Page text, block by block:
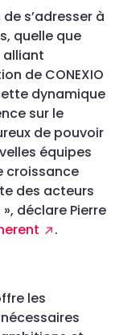
s’adresser à
quelle que
alliant
de CONEXIO
dynamique
sur le
de pouvoir
équipes
croissance
des acteurs
déclare Pierre
.
les